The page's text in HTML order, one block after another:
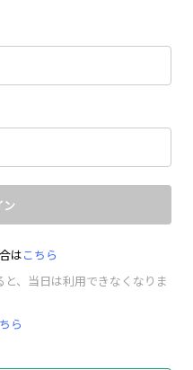
ン
はこちら
、当日は利用できなくなりま
ら